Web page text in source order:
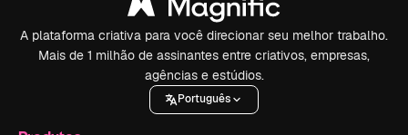
A plataforma criativa para você direcionar seu melhor trabalho.
Mais de 1 milhão de assinantes entre criativos, empresas,
agências e estúdios.
Português